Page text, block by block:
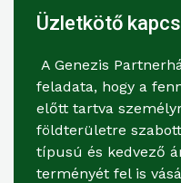
Üzletkötő
A Genezis
feladata, hogy a
előtt tartva
földterületre
típusú és kedvező
terményét fel is